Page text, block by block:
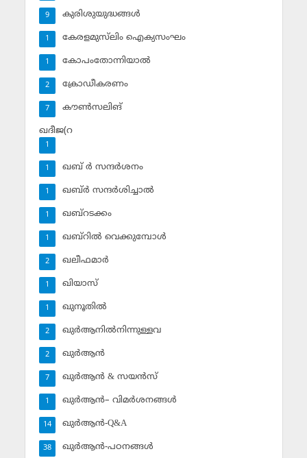
കുരിശുയുദ്ധങ്ങള്‍
9
കേരളമുസ്‌ലിം ഐക്യസംഘം
1
കോപംതോന്നിയാല്‍
1
ക്രോഡീകരണം
2
കൗണ്‍സലിങ്‌
7
ഖദീജ(റ
1
ഖബ് ര്‍ സന്ദര്‍ശനം
1
ഖബ്ര്‍ സന്ദര്‍ശിച്ചാല്‍
1
ഖബ്‌റടക്കം
1
ഖബ്‌റില്‍ വെക്കുമ്പോള്‍
1
ഖലീഫമാര്‍
2
ഖിയാസ്
1
ഖുനൂതില്‍
1
ഖുര്‍ആനില്‍നിന്നുള്ളവ
2
ഖുര്‍ആന്‍
2
ഖുര്‍ആന്‍ & സയന്‍സ്‌
7
ഖുര്‍ആന്‍– വിമര്‍ശനങ്ങള്‍
1
ഖുര്‍ആന്‍-Q&A
14
ഖുര്‍ആന്‍-പഠനങ്ങള്‍
38